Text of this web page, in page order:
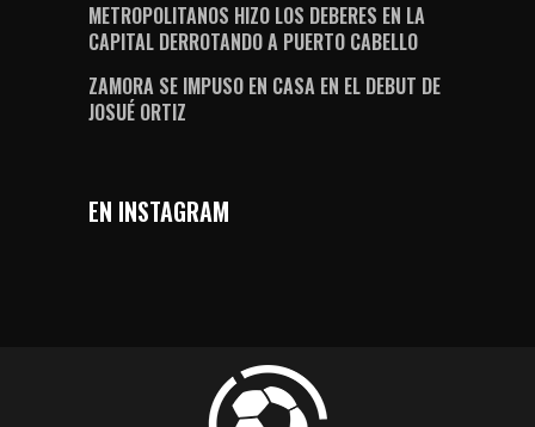
METROPOLITANOS HIZO LOS DEBERES EN LA
CAPITAL DERROTANDO A PUERTO CABELLO
ZAMORA SE IMPUSO EN CASA EN EL DEBUT DE
JOSUÉ ORTIZ
EN INSTAGRAM